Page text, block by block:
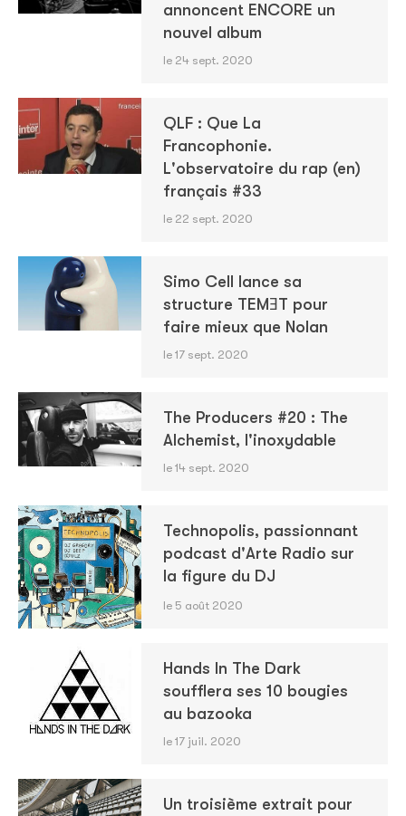
annoncent ENCORE un
nouvel album
le 24 sept. 2020
QLF : Que La
Francophonie.
L'observatoire du rap (en)
français #33
le 22 sept. 2020
Simo Cell lance sa
structure TEMƎT pour
faire mieux que Nolan
le 17 sept. 2020
The Producers #20 : The
Alchemist, l'inoxydable
le 14 sept. 2020
Technopolis, passionnant
podcast d'Arte Radio sur
la figure du DJ
le 5 août 2020
Hands In The Dark
soufflera ses 10 bougies
au bazooka
le 17 juil. 2020
Un troisième extrait pour